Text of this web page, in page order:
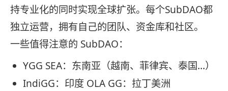
持专业化的同时实现全球扩张。每个SubDAO都
独立运营，拥有自己的团队、资金库和社区。
一些值得注意的 SubDAO：
YGG SEA：东南亚（越南、菲律宾、泰国...）
IndiGG：印度 OLA GG：拉丁美洲